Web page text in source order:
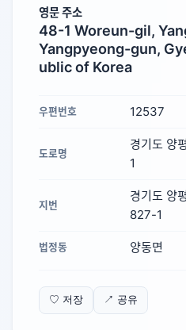
영문 주소
48-1 Woreun-gil,
Yangpyeong-gun,
ublic of Korea
우편번호 12537
도로명
경기도 양
1
지번
경기도 양
827-1
법정동 양동면
♡ 저장 ↗ 공유